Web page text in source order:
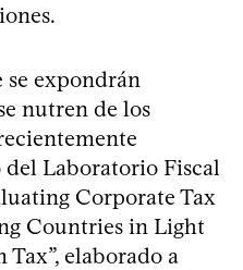
se expondrán
nutren de los
Laboratorio Fiscal
Corporate Tax
Countries in Light
elaborado a